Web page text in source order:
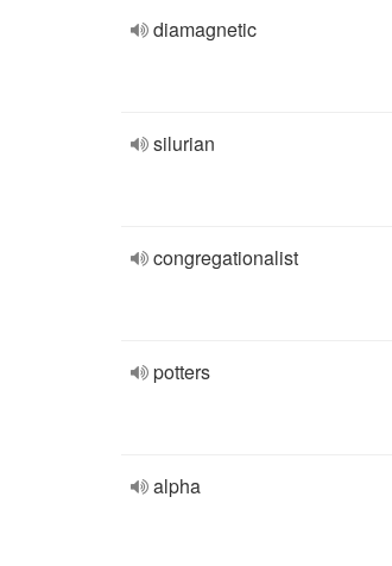
diamagnetic
silurian
congregationalist
potters
alpha